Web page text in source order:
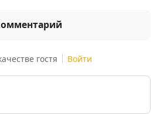
гостя Войти